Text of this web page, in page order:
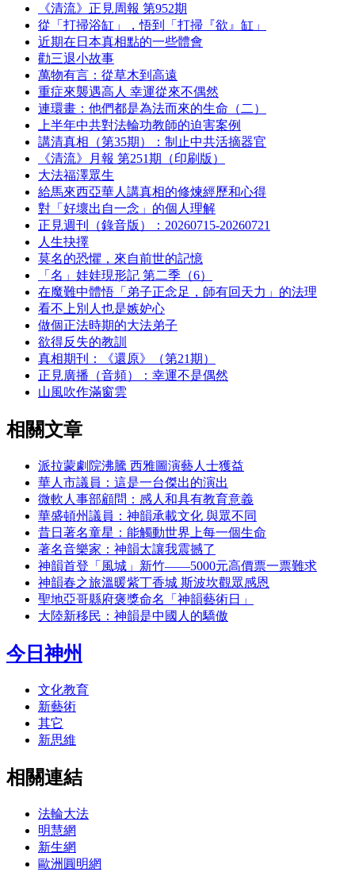
《清流》正見周報 第952期
從「打掃浴缸」，悟到「打掃『欲』缸」
近期在日本真相點的一些體會
勸三退小故事
萬物有言：從草木到高遠
重症來襲遇高人 幸運從來不偶然
連環畫：他們都是為法而來的生命（二）
上半年中共對法輪功教師的迫害案例
講清真相（第35期）：制止中共活摘器官
《清流》月報 第251期（印刷版）
大法福澤眾生
給馬來西亞華人講真相的修煉經歷和心得
對「好壞出自一念」的個人理解
正見週刊（錄音版）：20260715-20260721
人生抉擇
莫名的恐懼，來自前世的記憶
「名」娃娃現形記 第二季（6）
在魔難中體悟「弟子正念足，師有回天力」的法理
看不上別人也是嫉妒心
做個正法時期的大法弟子
欲得反失的教訓
真相期刊：《還原》（第21期）
正見廣播（音頻）：幸運不是偶然
山風吹作滿窗雲
相關文章
派拉蒙劇院沸騰 西雅圖演藝人士獲益
華人市議員：這是一台傑出的演出
微軟人事部顧問：感人和具有教育意義
華盛頓州議員：神韻承載文化 與眾不同
昔日著名童星：能觸動世界上每一個生命
著名音樂家：神韻太讓我震撼了
神韻首登「風城」新竹――5000元高價票一票難求
神韻春之旅溫暖紫丁香城 斯波坎觀眾感恩
聖地亞哥縣府褒獎命名「神韻藝術日」
大陸新移民：神韻是中國人的驕傲
今日神州
文化教育
新藝術
其它
新思維
相關連結
法輪大法
明慧網
新生網
歐洲圓明網